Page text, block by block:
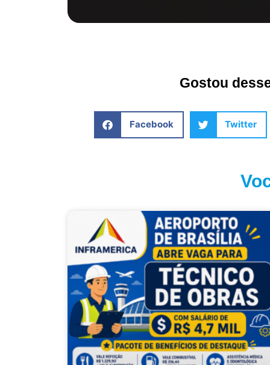
Gostou
Facebook Twitter